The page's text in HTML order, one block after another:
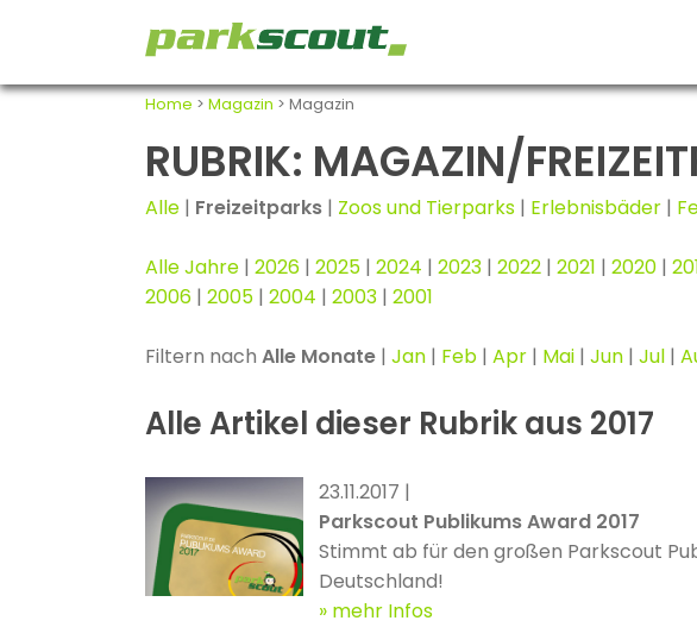
Home > Magazin > Magazin
RUBRIK: MAGAZIN/
Alle | Freizeitparks | Zoos und Tierparks | Erlebnisbäder |
Alle Jahre | 2026 | 2025 | 2024 | 2023 | 2022 | 2021 | 2020 |
2006 | 2005 | 2004 | 2003 | 2001
Filtern nach Alle Monate | Jan | Feb | Apr | Mai | Jun | Jul |
Alle Artikel dieser Rubrik aus 2017
23.11.2017 |
Parkscout Publikums Award 2017
Stimmt ab für den großen Parkscout
Deutschland!
mehr Infos